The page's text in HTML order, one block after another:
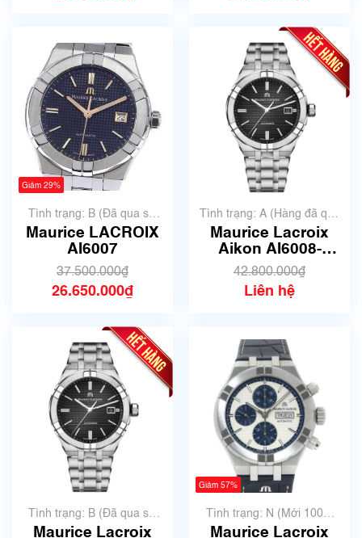
Giảm 29%
Tình trạng: B (Đã qua sử
dụng, hàng đẹp, có chút
xước dăm)
Maurice LACROIX
AI6007
37.500.000₫
26.650.000₫
Tình trạng: A (Hàng đã qua
sử dụng nhưng rất đẹp,
không có xước)
Maurice Lacroix
Aikon AI6008-
SS002-330-2 | Size
42mm | Mã số 4981
42.800.000₫
Liên hệ
Tình trạng: B (Đã qua sử
dụng, hàng đẹp, có chút
Maurice Lacroix
Giảm 57%
Tình trạng: N (Mới 100%
chưa qua sử dụng)
Maurice Lacroix